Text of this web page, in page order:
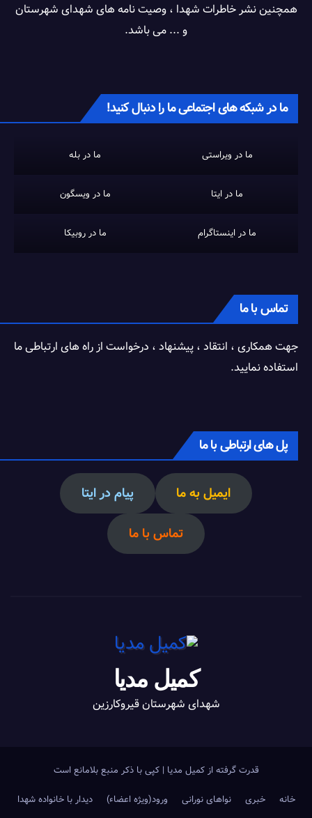
همچنین نشر خاطرات شهدا ، وصیت نامه های شهدای شهرستان
و ... می باشد.
ما در شبکه های اجتماعی ما را دنبال کنید!
ما در ویراستی ما در بله
ما در ایتا ما در ویسگون
ما در اینستاگرام ما در روبیکا
تماس با ما
جهت همکاری ، انتقاد ، پیشنهاد ، درخواست از راه های ارتباطی ما
استفاده نمایید.
پل های ارتباطی با ما
ایمیل به ما پیام در ایتا
تماس با ما
کمیل مدیا
شهدای شهرستان قیروکارزین
قدرت گرفته از کمیل مدیا |کپی با ذکر منبع بلامانع است
خانه
خبری نواهای نورانی ورود(ویژه اعضاء)
دیدار با خانواده شهدا